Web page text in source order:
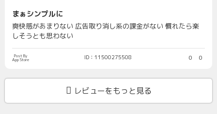
まぁシンプルに
爽快感があまりない 広告取り消し系の課金がない 慣れたら楽
しそうとも思わない
Post By
App Store ID：11500275508 0 0
レビューをもっと見る